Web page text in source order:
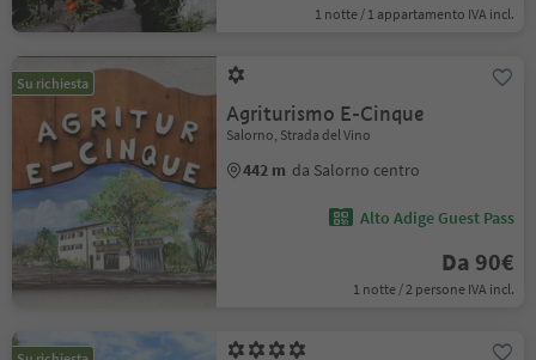
1 notte / 1 appartamento IVA incl.
Su richiesta
Agriturismo E-Cinque
Salorno, Strada del Vino
442 m da Salorno centro
Alto Adige Guest Pass
Da 90€
1 notte / 2 persone IVA incl.